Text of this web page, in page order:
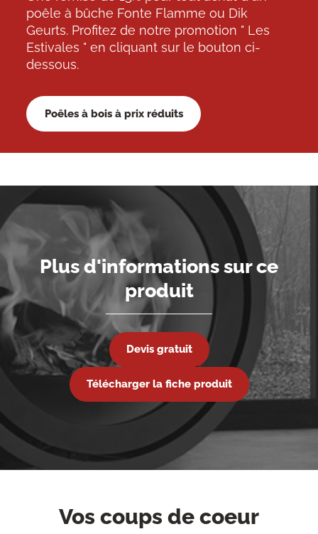
poêle à bûche Fonte Flamme ou Dik
Geurts. Profitez de notre promotion " Les
Estivales " en cliquant sur le bouton ci-
dessous.
Poêles à bois à prix réduits
Plus d'informations sur ce
produit
Devis gratuit
Télécharger la fiche produit
Vos coups de coeur